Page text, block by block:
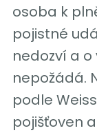
osoba k
pojistné
nedozví a
nepožádá.
podle
pojišťoven